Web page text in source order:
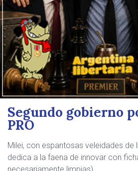
Segundo gobierno
PRO
Milei, con espantosas veleidades de
dedica a la faena de innovar con